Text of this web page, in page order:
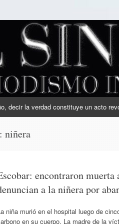
decir la verdad constituye un acto
niñera
encontraron muerta
a la niñera por
niña murió en el hospital luego de
en su cuerpo. La madre de la